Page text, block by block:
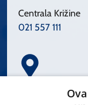
Centrala Križine
021 557 111
Spinčićeva 1,